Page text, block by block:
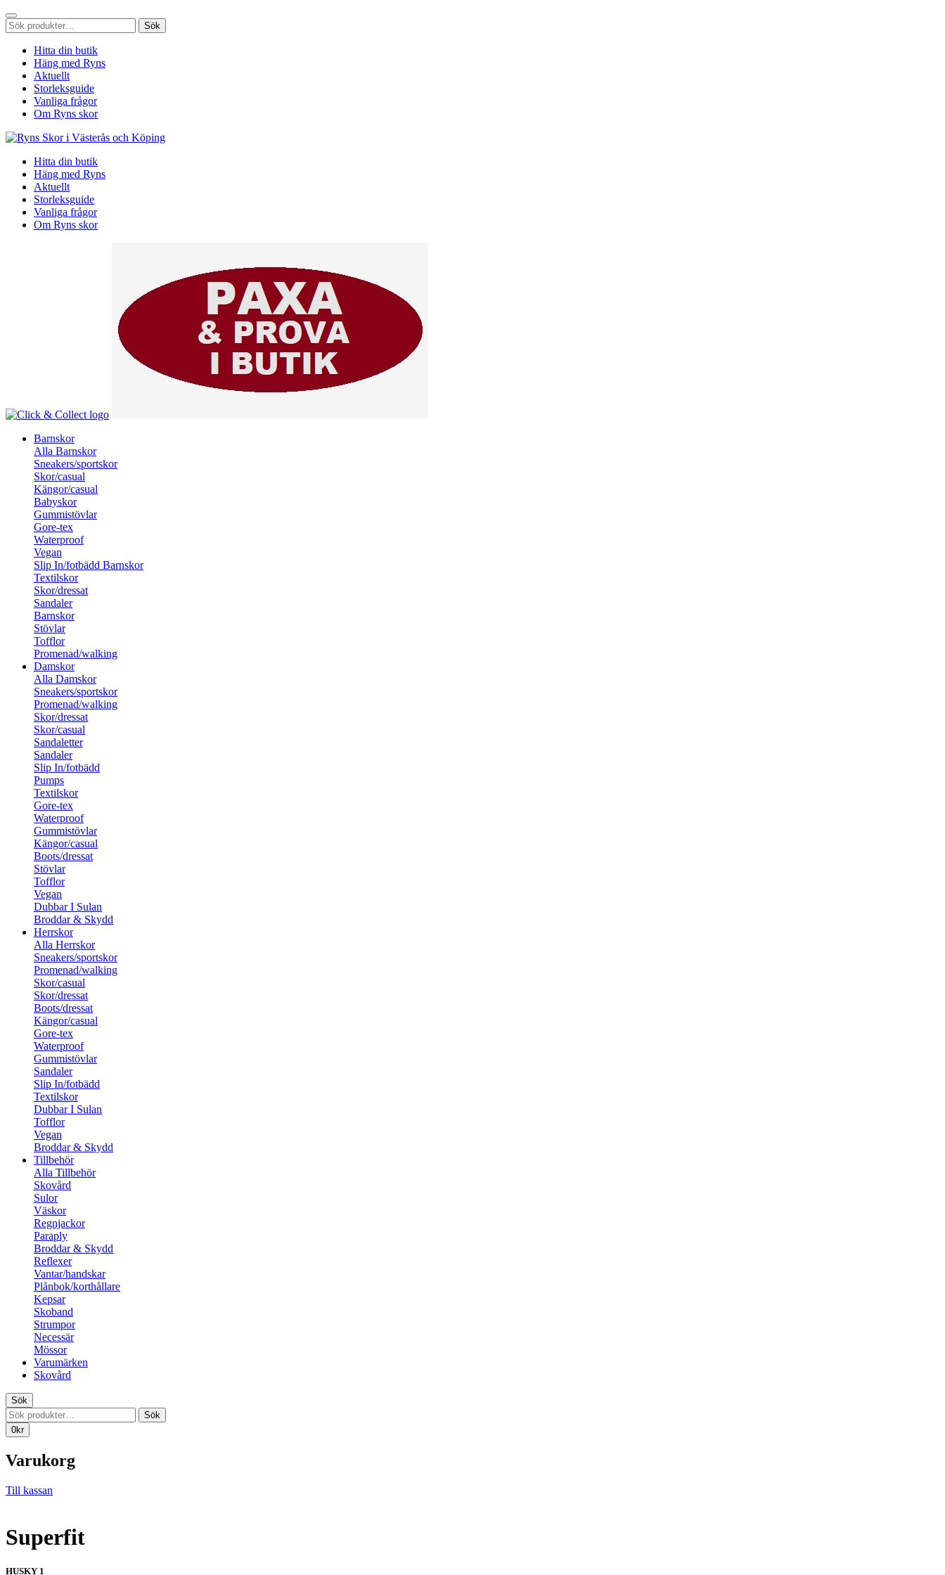
Sök
efter:
Sök
Hitta din butik
Häng med Ryns
Aktuellt
Storleksguide
Vanliga frågor
Om Ryns skor
Hitta din butik
Häng med Ryns
Aktuellt
Storleksguide
Vanliga frågor
Om Ryns skor
Barnskor
Alla Barnskor
Sneakers/sportskor
Skor/casual
Kängor/casual
Babyskor
Gummistövlar
Gore-tex
Waterproof
Vegan
Slip In/fotbädd Barnskor
Textilskor
Skor/dressat
Sandaler
Barnskor
Stövlar
Tofflor
Promenad/walking
Damskor
Alla Damskor
Sneakers/sportskor
Promenad/walking
Skor/dressat
Skor/casual
Sandaletter
Sandaler
Slip In/fotbädd
Pumps
Textilskor
Gore-tex
Waterproof
Gummistövlar
Kängor/casual
Boots/dressat
Stövlar
Tofflor
Vegan
Dubbar I Sulan
Broddar & Skydd
Herrskor
Alla Herrskor
Sneakers/sportskor
Promenad/walking
Skor/casual
Skor/dressat
Boots/dressat
Kängor/casual
Gore-tex
Waterproof
Gummistövlar
Sandaler
Slip In/fotbädd
Textilskor
Dubbar I Sulan
Tofflor
Vegan
Broddar & Skydd
Tillbehör
Alla Tillbehör
Skovård
Sulor
Väskor
Regnjackor
Paraply
Broddar & Skydd
Reflexer
Vantar/handskar
Plånbok/korthållare
Kepsar
Skoband
Strumpor
Necessär
Mössor
Varumärken
Skovård
Sök
Sök
efter:
Sök
0kr
Varukorg
Till kassan
Superfit
HUSKY 1